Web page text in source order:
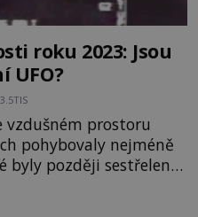
roku 2023: Jsou
UFO?
3.5TIS
vzdušném prostoru
pohybovaly nejméně
byly později sestřeleny.
těchto létajících
šlo o nějaké nové